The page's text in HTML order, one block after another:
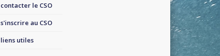
contacter le CSO
s'inscrire au CSO
liens utiles